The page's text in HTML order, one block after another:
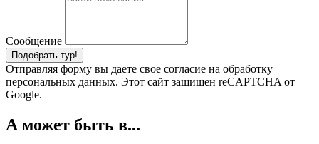
Сообщение
Подобрать тур!
Отправляя форму вы даете свое согласие на обработку
персональных данных. Этот сайт защищен reCAPTCHA от
Google.
А может быть в...